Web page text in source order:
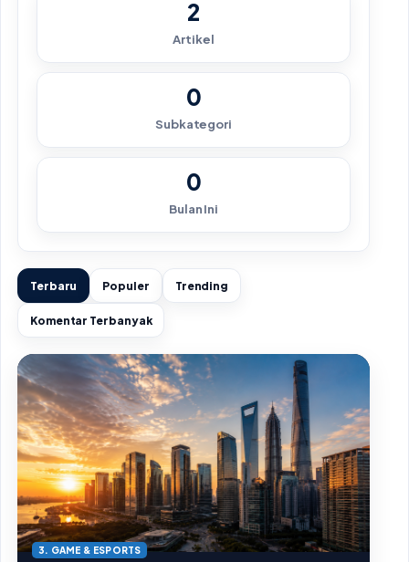
2
Artikel
0
Subkategori
0
Bulan Ini
Terbaru Populer Trending
Komentar Terbanyak
3. GAME & ESPORTS